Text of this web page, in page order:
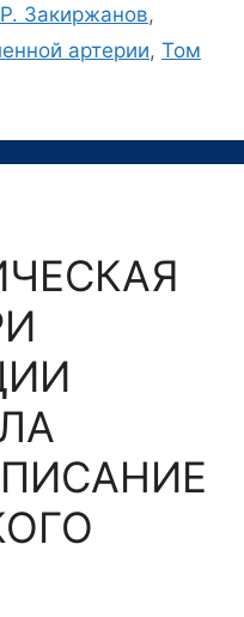
Закиржанов,
артерии, Том